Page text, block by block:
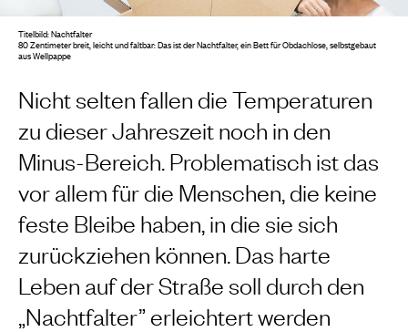
Nicht selten fallen die Temperaturen
zu dieser Jahreszeit noch in den
Minus-Bereich. Problematisch ist das
vor allem für die Menschen, die keine
feste Bleibe haben, in die sie sich
zurückziehen können. Das harte
Leben auf der Straße soll durch den
„Nachtfalter” erleichtert werden
Titelbild: Nachtfalter
80 Zentimeter breit, leicht und faltbar: Das ist der Nachtfalter, ein Bett für Obdachlose, selbstgebaut
aus Wellpappe